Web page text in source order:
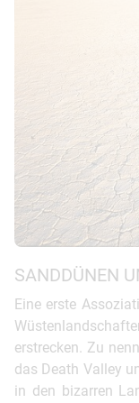
SANDDÜNEN
Eine erste
erstrecken. Zu
das Death Valley
in den bizarren